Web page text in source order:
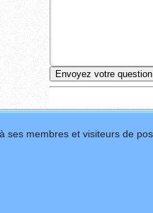
membres et visiteurs de